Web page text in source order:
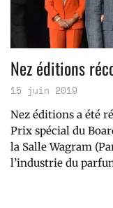
Nez éditions
15 juin 2019
Nez éditions a été
Prix spécial du
la Salle Wagram
l’industrie du